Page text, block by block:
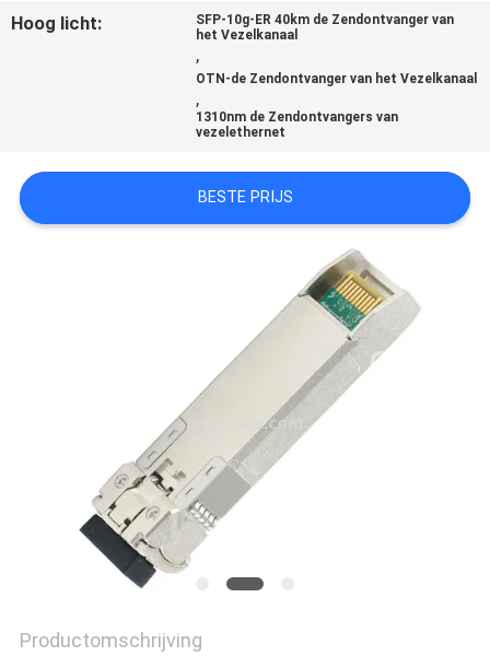
EEN
OFFERTE
Hoog licht:
SFP-10g-ER 40km de Zendontvanger van
het Vezelkanaal
,
OTN-de Zendontvanger van het Vezelkanaal
,
1310nm de Zendontvangers van
vezelethernet
BESTE PRIJS
Productomschrijving